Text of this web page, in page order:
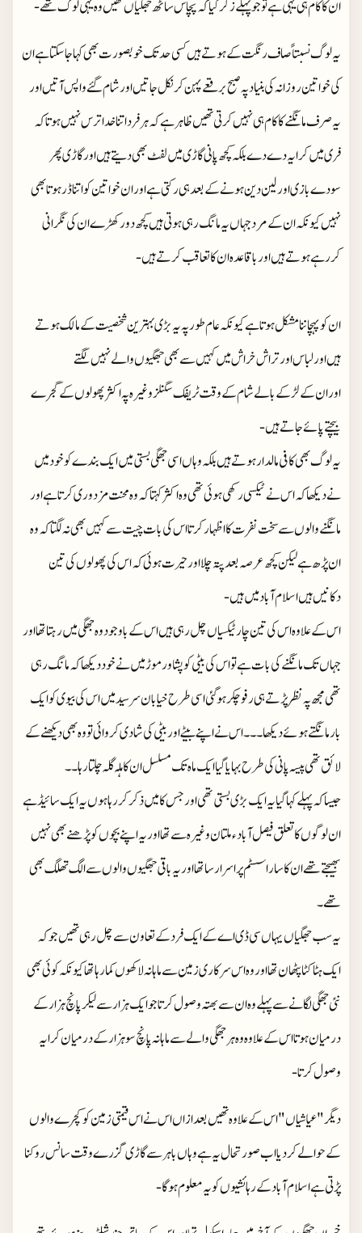
ان کا کام ہی یہی ہے تو جو پہلے زکر کیا کہ پچاس ساٹھ جھگیاں تھیں وہ یہی لوگ تھے -
یہ لوگ نسبتاً صاف رنگت کے ہوتے ہیں کسی حد تک خوبصورت بھی کہا جاسکتا ہے ان
کی خواتین روزانہ کی بنیاد پہ صبح برقعے پہن کر نکل جاتیں اور شام گئے واپس آتیں اور
یہ صرف مانگنے کا کام ہی نہیں کرتی تھیں ظاہر ہے کہ ہر فرد اتنا خدا ترس نہیں ہوتا کہ
فری میں کرایہ دے دے بلکہ کچھ پانی گاڑی میں لفٹ بھی دیتے ہیں اور گاڑی پھر
سودے بازی اور لین دین ہونے کے بعد ہی رکتی ہے اور ان خواتین کو اتنا ڈر ہوتا بھی
نہیں کیونکہ ان کے مرد جہاں یہ مانگ رہی ہوتی ہیں کچھ دور کھڑے ان کی نگرانی
کررہے ہوتے ہیں اور باقاعدہ ان کا تعاقب کرتے ہیں-
ان کو پہچاننا مشکل ہوتا ہے کیونکہ عام طور پہ یہ بڑی بہترین شخصیت کے مالک ہوتے
ہیں اور لباس اور تراش خراش میں کہیں سے بھی جھگیوں والے نہیں لگتے
اور ان کے لڑکے بالے شام کے وقت ٹریفک سگنلز وغیرہ پہ اکثر پھولوں کے گجرے
بیچتے پائے جاتے ہیں-
یہ لوگ بھی کافی مالدار ہوتے ہیں بلکہ وہاں اسی جھگی بستی میں ایک بندے کو خود میں
نے دیکھا کہ اس نے ٹیکسی رکھی ہوئی تھی وہ اکثر کہتا کہ وہ محنت مزدوری کرتا ہے اور
مانگنے والوں سے سخت نفرت کا اظہار کرتا اس کی بات چیت سے کہیں بھی نہ لگتا کہ وہ
ان پڑھ ہے لیکن کچھ عرصہ بعد پتہ چلا اور حیرت ہوئی کہ اس کی پھولوں کی تین
دکانیں ہیں اسلام آباد میں ہیں-
اس کے علاوہ اس کی تین چار ٹیکسیاں چل رہی ہیں اس کے باوجود وہ جھگی میں رہتا تھا اور
جہاں تک مانگنے کی بات ہے تو اس کی بیٹی کو پشاور موڑ میں نے خود دیکھا کہ مانگ رہی
تھی مجھ پہ نظر پڑتے ہی رفو چکر ہو گئی اسی طرح خیابان سر سید میں اس کی بیوی کو ایک
بار مانگتے ہوئے دیکھا ۔۔۔اس نے اپنے بیٹے اور بیٹی کی شادی کروائی تو وہ بھی دیکھنے کے
لائق تھی پیسہ پانی کی طرح بہایا گیا ایک ماہ تک مسلسل ان کا ہلہ گلہ چلتا رہا ۔۔
جیسا کہ پہلے کہا گیا یہ ایک بڑی بستی تھی اور جس کا میں ذکر کر رہا ہوں یہ ایک سائیڈ ہے
ان لوگوں کا تعلق فیصل آباد ٫ ملتان وغیرہ سے تھا اور یہ اپنے بچوں کو پڑھنے بھی نہیں
بھیجتے تھے ان کا سارا سسٹم پراسرار سا تھا اور یہ باقی جھگیوں والوں سے الگ تھلگ بھی
تھے ۔
یہ سب جھگیاں یہاں سی ڈی اے کے ایک فرد کے تعاون سے چل رہی تھیں جو کہ
ایک ہٹا کٹا پٹھان تھا اور وہ اس سرکاری زمین سے ماہانہ لاکھوں کما رہا تھا کیونکہ کوئی بھی
نئی جھگی لگانے سے پہلے وہ ان سے بھتہ وصول کرتا جو ایک ہزار سے لیکر پانچ ہزار کے
درمیان ہوتا اس کے علاوہ وہ ہر جھگی والے سے ماہانہ پانچ سو ہزار کے درمیان کرایہ
وصول کرتا-
دیگر "عیاشیاں" اس کے علاوہ تھیں بعد ازاں اس نے اس قیمتی زمین کو کچرے والوں
کے حوالے کر دیا اب صورتحال یہ ہے وہاں باہر سے گاڑی گزرے وقت سانس روکنا
پڑتی ہے اسلام آباد کے رہائشیوں کو یہ معلوم ہو گا-